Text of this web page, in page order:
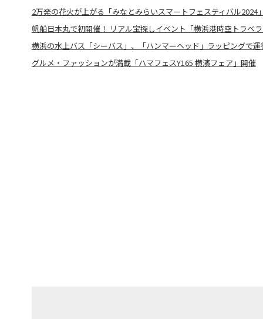
2万発の花火が上がる「みなとみらいスマートフェスティバル2024
帆船日本丸で初開催！ リアル宝探しイベント「横浜港時空トラベラ
横浜の水上バス「シーバス」、「ハンマーヘッド」ラッピングで運
グルメ・ファッションが満載「ハマフェスY165 横濱フェア」開催